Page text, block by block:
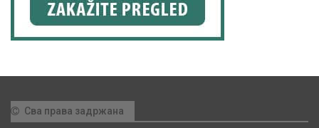
Сва права задржана